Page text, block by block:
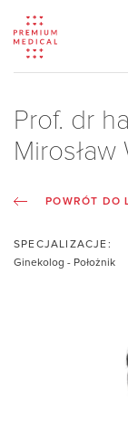
Prof. dr
POWRÓT DO
SPECJALIZACJE:
Ginekolog - Położnik